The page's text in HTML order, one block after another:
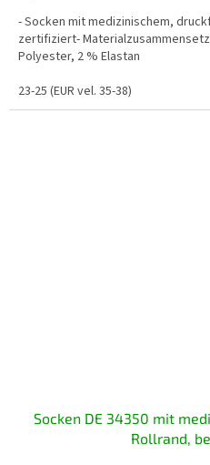
- Socken mit medizinischem,
zertifiziert-
Polyester, 2 % Elastan
23-25 (EUR vel. 35-38)
Socken DE 34350 mit
Rollrand,